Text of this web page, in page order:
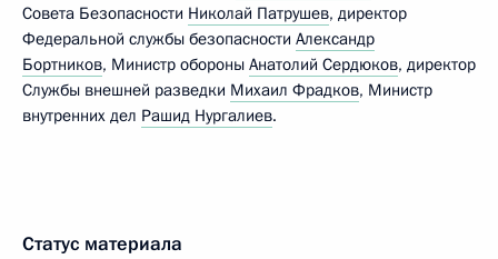
Совета Безопасности Николай Патрушев, директор
Федеральной службы безопасности Александр
Бортников, Министр обороны Анатолий Сердюков, директор
Службы внешней разведки Михаил Фрадков, Министр
внутренних дел Рашид Нургалиев.
Статус материала